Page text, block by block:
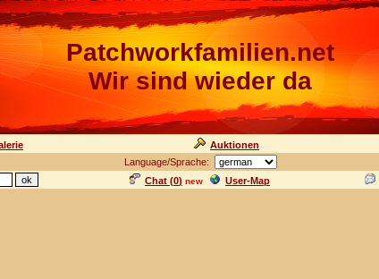
Patchworkfamilien.net
Wir sind wieder da
Auktionen
Language/Sprache:
Chat (0) new User-Map